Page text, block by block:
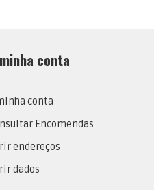
conta
conta
Encomendas
endereços
dados